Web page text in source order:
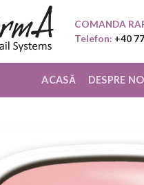
COMANDA
Telefon: +40
ACASĂ DESPRE